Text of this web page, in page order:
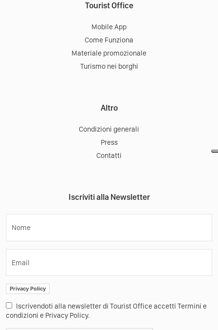
Tourist Office
Mobile App
Come Funziona
Materiale promozionale
Turismo nei borghi
Altro
Condizioni generali
Press
Contatti
Iscriviti alla Newsletter
Nome
Email
Privacy Policy
Iscrivendoti alla newsletter di Tourist Office accetti Termini e
condizioni e Privacy Policy.